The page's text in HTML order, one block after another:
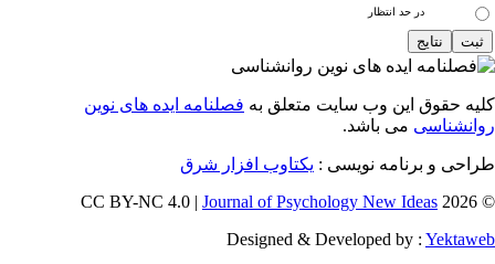
در حد انتظار
حقوق این وب سایت متعلق بهفصلنامه ایده های نوین
می باشد.
و برنامه نویسی : یکتاوب افزار شرق
©
Journal of Psychology New Ideas
Designed & Developed by :